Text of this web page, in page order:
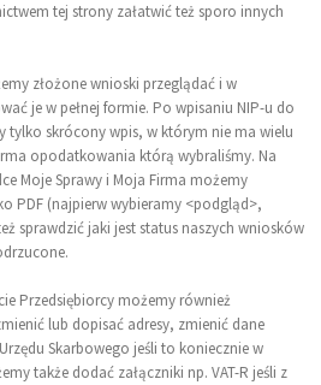
tej strony załatwić też sporo innych
złożone wnioski przeglądać i w
je w pełnej formie. Po wpisaniu NIP-u do
tylko skrócony wpis, w którym nie ma wielu
opodatkowania którą wybraliśmy. Na
Moje Sprawy i Moja Firma możemy
PDF (najpierw wybieramy <podgląd>,
sprawdzić jaki jest status naszych wniosków
Przedsiębiorcy możemy również
lub dopisać adresy, zmienić dane
Skarbowego jeśli to koniecznie w
także dodać załączniki np. VAT-R jeśli z